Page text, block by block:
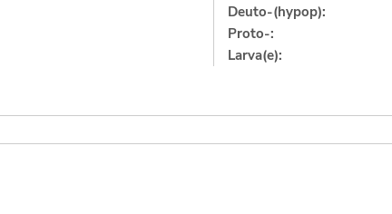
Deuto-(hypop):
Proto-:
Larva(e):